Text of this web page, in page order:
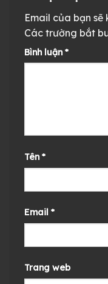
Email của bạn
Các trường bắt
Bình luận *
Tên *
Email *
Trang web